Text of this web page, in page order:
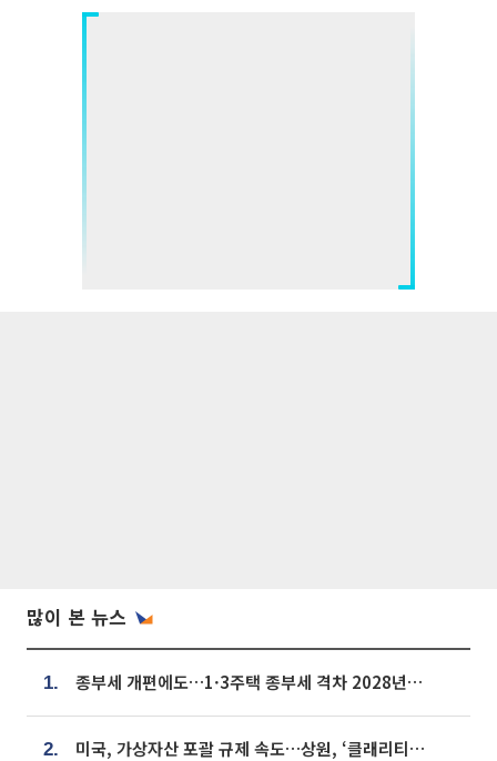
많이 본 뉴스
1. 종부세 개편에도…1·3주택 종부세 격차 2028년부터 확대
2. 미국, 가상자산 포괄 규제 속도…상원, ‘클래리티법’ 9월 절차투표 추진